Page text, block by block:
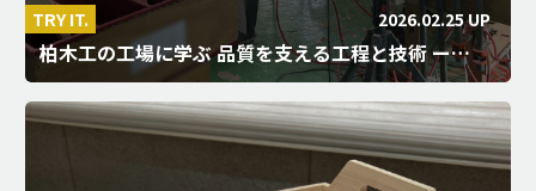
TRY IT. 2026.02.25 UP
柏木工の工場に学ぶ 品質を支える工程と技術 ー…